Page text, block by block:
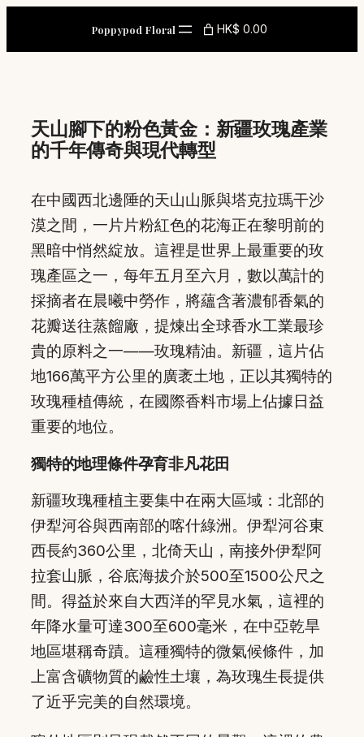
content
Poppypod Floral HK$ 0.00
天山腳下的粉色黃金：新疆玫瑰產業
的千年傳奇與現代轉型
在中國西北邊陲的天山山脈與塔克拉瑪干沙
漠之間，一片片粉紅色的花海正在黎明前的
黑暗中悄然綻放。這裡是世界上最重要的玫
瑰產區之一，每年五月至六月，數以萬計的
採摘者在晨曦中勞作，將蘊含著濃郁香氣的
花瓣送往蒸餾廠，提煉出全球香水工業最珍
貴的原料之一——玫瑰精油。新疆，這片佔
地166萬平方公里的廣袤土地，正以其獨特的
玫瑰種植傳統，在國際香料市場上佔據日益
重要的地位。
獨特的地理條件孕育非凡花田
新疆玫瑰種植主要集中在兩大區域：北部的
伊犁河谷與西南部的喀什綠洲。伊犁河谷東
西長約360公里，北倚天山，南接外伊犁阿
拉套山脈，谷底海拔介於500至1500公尺之
間。得益於來自大西洋的罕見水氣，這裡的
年降水量可達300至600毫米，在中亞乾旱
地區堪稱奇蹟。這種獨特的微氣候條件，加
上富含礦物質的鹼性土壤，為玫瑰生長提供
了近乎完美的自然環境。